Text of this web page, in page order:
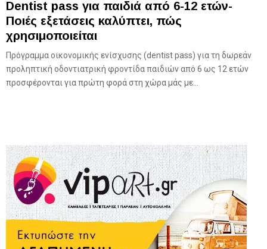
Dentist pass για παιδιά από 6-12 ετών-
Ποιές εξετάσεις καλύπτει, πώς
χρησιμοποιείται
Πρόγραμμα οικονομικής ενίσχυσης (dentist pass) για τη δωρεάν
προληπτική οδοντιατρική φροντίδα παιδιών από 6 ως 12 ετών
προσφέρονται για πρώτη φορά στη χώρα μάς με...